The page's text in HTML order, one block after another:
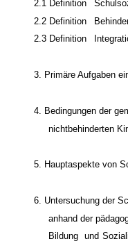
2.1 Definition
2.2 Definition
2.3 Definition
3. Primäre Aufgaben
4. Bedingungen der
nichtbehinderten
5. Hauptaspekte von
6. Untersuchung der
anhand der
Bildung
und